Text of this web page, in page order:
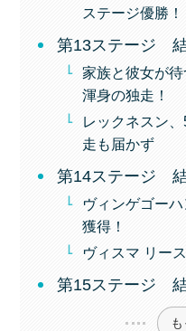
ステージ優勝！
第13ステージ 結
家族と彼女が
渾身の独走！
レックネスン
走も届かず
第14ステージ 結
ヴィンゲゴー
獲得！
ヴィスマ リー
第15ステージ 結